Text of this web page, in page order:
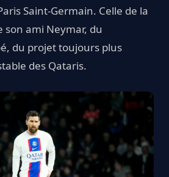
Saint-Germain. Celle de la
son ami Neymar, du
du projet toujours plus
des Qataris.